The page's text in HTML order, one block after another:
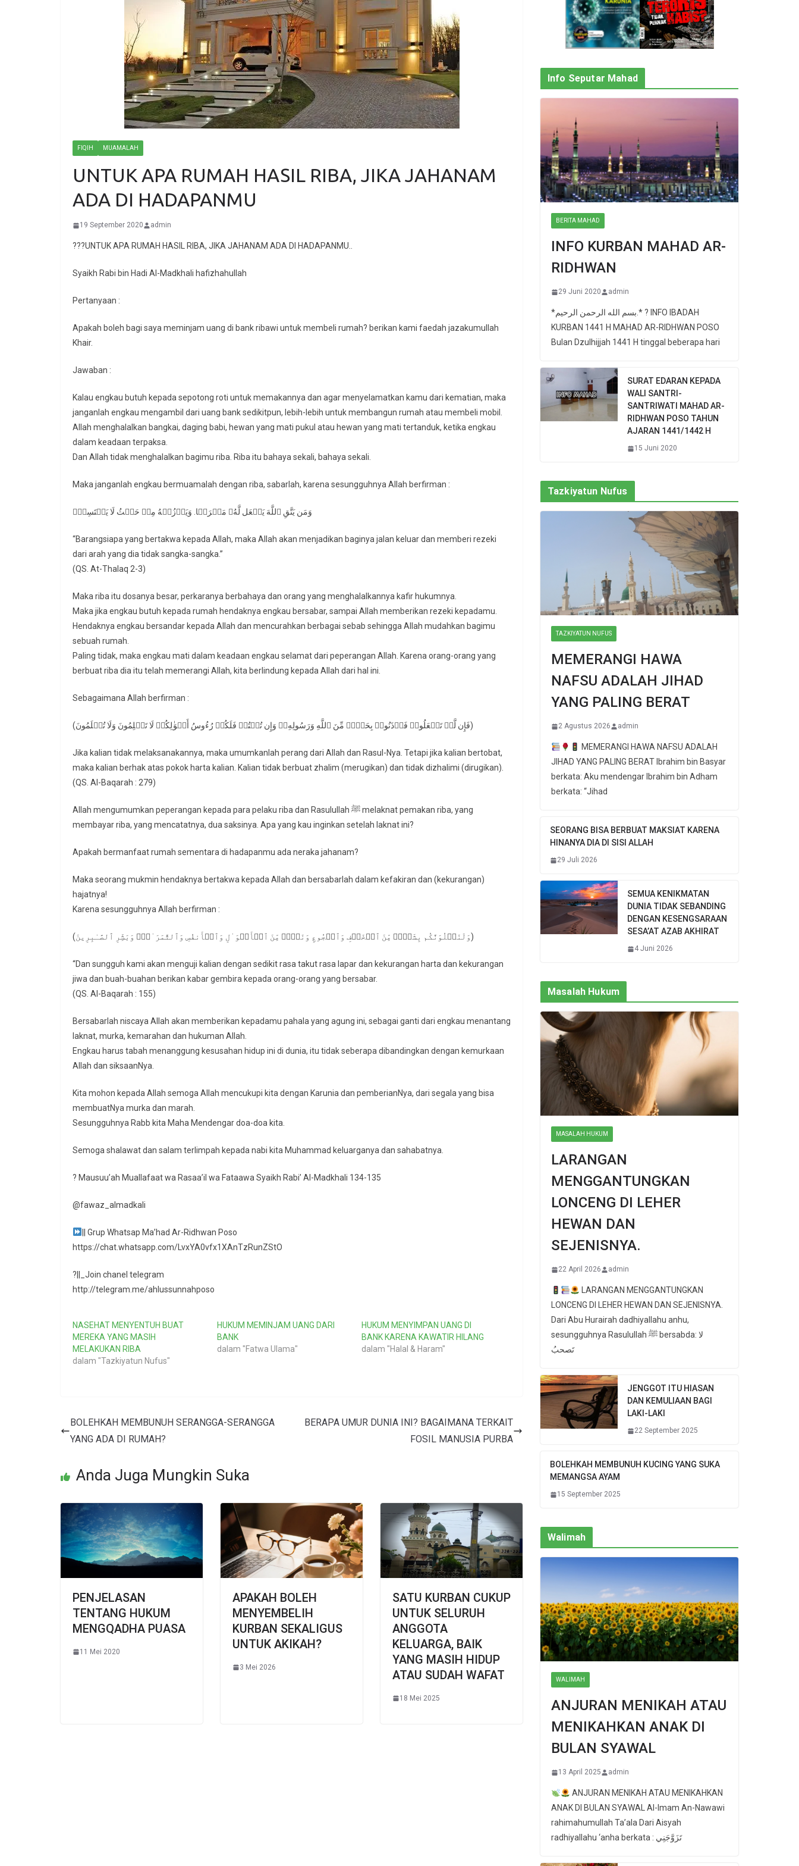
FIQIH MUAMALAH
UNTUK APA RUMAH HASIL RIBA, JIKA JAHANAM
ADA DI HADAPANMU
19 September 2020 admin
???UNTUK APA RUMAH HASIL RIBA, JIKA JAHANAM ADA DI HADAPANMU..
Syaikh Rabi bin Hadi Al-Madkhali hafizhahullah
Pertanyaan :
Apakah boleh bagi saya meminjam uang di bank ribawi untuk membeli rumah? berikan kami faedah jazakumullah
Khair.
Jawaban :
Kalau engkau butuh kepada sepotong roti untuk memakannya dan agar menyelamatkan kamu dari kematian, maka
janganlah engkau mengambil dari uang bank sedikitpun, lebih-lebih untuk membangun rumah atau membeli mobil.
Allah menghalalkan bangkai, daging babi, hewan yang mati pukul atau hewan yang mati tertanduk, ketika engkau
dalam keadaan terpaksa.
Dan Allah tidak menghalalkan bagimu riba. Riba itu bahaya sekali, bahaya sekali.
Maka janganlah engkau bermuamalah dengan riba, sabarlah, karena sesungguhnya Allah berfirman :
وَمَن یَتَّقِ ٱللَّهَ یَجۡعَل لَّهُۥ مَخۡرَجࣰا. وَیَرۡزُقۡهُ مِنۡ حَیۡثُ لَا یَحۡتَسِبُۚ
“Barangsiapa yang bertakwa kepada Allah, maka Allah akan menjadikan baginya jalan keluar dan memberi rezeki
dari arah yang dia tidak sangka-sangka.”
(QS. At-Thalaq 2-3)
Maka riba itu dosanya besar, perkaranya berbahaya dan orang yang menghalalkannya kafir hukumnya.
Maka jika engkau butuh kepada rumah hendaknya engkau bersabar, sampai Allah memberikan rezeki kepadamu.
Hendaknya engkau bersandar kepada Allah dan mencurahkan berbagai sebab sehingga Allah mudahkan bagimu
sebuah rumah.
Paling tidak, maka engkau mati dalam keadaan engkau selamat dari peperangan Allah. Karena orang-orang yang
berbuat riba dia itu telah memerangi Allah, kita berlindung kepada Allah dari hal ini.
Sebagaimana Allah berfirman :
(فَإِن لَّمۡ تَفۡعَلُوا۟ فَأۡذَنُوا۟ بِحَرۡبࣲ مِّنَ ٱللَّهِ وَرَسُولِهِۦۖ وَإِن تُبۡتُمۡ فَلَكُمۡ رُءُوسُ أَمۡوَ ٰ⁠لِكُمۡ لَا تَظۡلِمُونَ وَلَا تُظۡلَمُونَ)
Jika kalian tidak melaksanakannya, maka umumkanlah perang dari Allah dan Rasul-Nya. Tetapi jika kalian bertobat,
maka kalian berhak atas pokok harta kalian. Kalian tidak berbuat zhalim (merugikan) dan tidak dizhalimi (dirugikan).
(QS. Al-Baqarah : 279)
Allah mengumumkan peperangan kepada para pelaku riba dan Rasulullah ﷺ melaknat pemakan riba, yang
membayar riba, yang mencatatnya, dua saksinya. Apa yang kau inginkan setelah laknat ini?
Apakah bermanfaat rumah sementara di hadapanmu ada neraka jahanam?
Maka seorang mukmin hendaknya bertakwa kepada Allah dan bersabarlah dalam kefakiran dan (kekurangan)
hajatnya!
Karena sesungguhnya Allah berfirman :
(وَلَنَبۡلُوَنَّكُم بِشَیۡءࣲ مِّنَ ٱلۡخَوۡفِ وَٱلۡجُوعِ وَنَقۡصࣲ مِّنَ ٱلۡأَمۡوَ ٰ⁠لِ وَٱلۡأَنفُسِ وَٱلثَّمَرَ ٰ⁠تِۗ وَبَشِّرِ ٱلصَّـٰبِرِینَ)
“Dan sungguh kami akan menguji kalian dengan sedikit rasa takut rasa lapar dan kekurangan harta dan kekurangan
jiwa dan buah-buahan berikan kabar gembira kepada orang-orang yang bersabar.
(QS. Al-Baqarah : 155)
Bersabarlah niscaya Allah akan memberikan kepadamu pahala yang agung ini, sebagai ganti dari engkau menantang
laknat, murka, kemarahan dan hukuman Allah.
Engkau harus tabah menanggung kesusahan hidup ini di dunia, itu tidak seberapa dibandingkan dengan kemurkaan
Allah dan siksaanNya.
Kita mohon kepada Allah semoga Allah mencukupi kita dengan Karunia dan pemberianNya, dari segala yang bisa
membuatNya murka dan marah.
Sesungguhnya Rabb kita Maha Mendengar doa-doa kita.
Semoga shalawat dan salam terlimpah kepada nabi kita Muhammad keluarganya dan sahabatnya.
? Mausuu’ah Muallafaat wa Rasaa’il wa Fataawa Syaikh Rabi’ Al-Madkhali 134-135
@fawaz_almadkali
|| Grup Whatsap Ma’had Ar-Ridhwan Poso
https://chat.whatsapp.com/LvxYA0vfx1XAnTzRunZStO
?||_Join chanel telegram
http://telegram.me/ahlussunnahposo
NASEHAT MENYENTUH BUAT
MEREKA YANG MASIH
MELAKUKAN RIBA
dalam "Tazkiyatun Nufus"
HUKUM MEMINJAM UANG DARI
BANK
dalam "Fatwa Ulama"
HUKUM MENYIMPAN UANG DI
BANK KARENA KAWATIR HILANG
dalam "Halal & Haram"
BOLEHKAH MEMBUNUH SERANGGA-SERANGGA
YANG ADA DI RUMAH?
BERAPA UMUR DUNIA INI? BAGAIMANA TERKAIT
FOSIL MANUSIA PURBA
Anda Juga Mungkin Suka
PENJELASAN
TENTANG HUKUM
MENGQADHA PUASA
11 Mei 2020
APAKAH BOLEH
MENYEMBELIH
KURBAN SEKALIGUS
UNTUK AKIKAH?
3 Mei 2026
SATU KURBAN CUKUP
UNTUK SELURUH
ANGGOTA
KELUARGA, BAIK
YANG MASIH HIDUP
ATAU SUDAH WAFAT
18 Mei 2025
Info Seputar Mahad
BERITA MAHAD
INFO KURBAN MAHAD AR-
RIDHWAN
29 Juni 2020 admin
*بسم الله الرحمن الرحيم.* ? INFO IBADAH
KURBAN 1441 H MAHAD AR-RIDHWAN POSO
Bulan Dzulhijjah 1441 H tinggal beberapa hari
SURAT EDARAN KEPADA
WALI SANTRI-
SANTRIWATI MAHAD AR-
RIDHWAN POSO TAHUN
AJARAN 1441/1442 H
15 Juni 2020
Tazkiyatun Nufus
TAZKIYATUN NUFUS
MEMERANGI HAWA
NAFSU ADALAH JIHAD
YANG PALING BERAT
2 Agustus 2026 admin
MEMERANGI HAWA NAFSU ADALAH
JIHAD YANG PALING BERAT Ibrahim bin Basyar
berkata: Aku mendengar Ibrahim bin Adham
berkata: “Jihad
SEORANG BISA BERBUAT MAKSIAT KARENA
HINANYA DIA DI SISI ALLAH
29 Juli 2026
SEMUA KENIKMATAN
DUNIA TIDAK SEBANDING
DENGAN KESENGSARAAN
SESA’AT AZAB AKHIRAT
4 Juni 2026
Masalah Hukum
MASALAH HUKUM
LARANGAN
MENGGANTUNGKAN
LONCENG DI LEHER
HEWAN DAN
SEJENISNYA.
22 April 2026 admin
LARANGAN MENGGANTUNGKAN
LONCENG DI LEHER HEWAN DAN SEJENISNYA.
Dari Abu Hurairah dadhiyallahu anhu,
sesungguhnya Rasulullah ﷺ bersabda: لا
تَصحبُ
JENGGOT ITU HIASAN
DAN KEMULIAAN BAGI
LAKI-LAKI
22 September 2025
BOLEHKAH MEMBUNUH KUCING YANG SUKA
MEMANGSA AYAM
15 September 2025
Walimah
WALIMAH
ANJURAN MENIKAH ATAU
MENIKAHKAN ANAK DI
BULAN SYAWAL
13 April 2025 admin
ANJURAN MENIKAH ATAU MENIKAHKAN
ANAK DI BULAN SYAWAL Al-Imam An-Nawawi
rahimahumullah Ta’ala Dari Aisyah
radhiyallahu ‘anha berkata : تَزَوَّجَنِي